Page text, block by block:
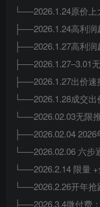
└──2026.1.24原价
├──2026.1.24高利
├──2026.1.27高利
├──2026.1.27–3.01
├──2026.1.27出价
└──2026.1.28成交出
└──2026.02.03无限
├──2026.02.04
└──2026.02.06 六步
└──2026.2.14 限量
└──2026.2.26开年
├──2026.3.4微付费